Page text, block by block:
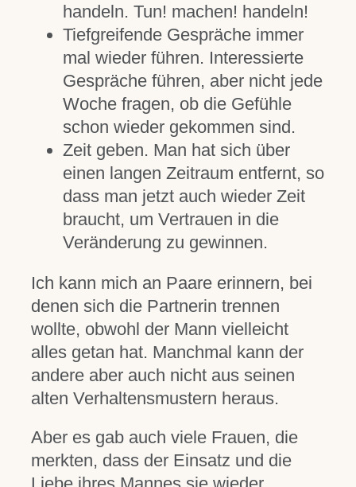
handeln. Tun! machen! handeln!
Tiefgreifende Gespräche immer
mal wieder führen. Interessierte
Gespräche führen, aber nicht jede
Woche fragen, ob die Gefühle
schon wieder gekommen sind.
Zeit geben. Man hat sich über
einen langen Zeitraum entfernt, so
dass man jetzt auch wieder Zeit
braucht, um Vertrauen in die
Veränderung zu gewinnen.
Ich kann mich an Paare erinnern, bei
denen sich die Partnerin trennen
wollte, obwohl der Mann vielleicht
alles getan hat. Manchmal kann der
andere aber auch nicht aus seinen
alten Verhaltensmustern heraus.
Aber es gab auch viele Frauen, die
merkten, dass der Einsatz und die